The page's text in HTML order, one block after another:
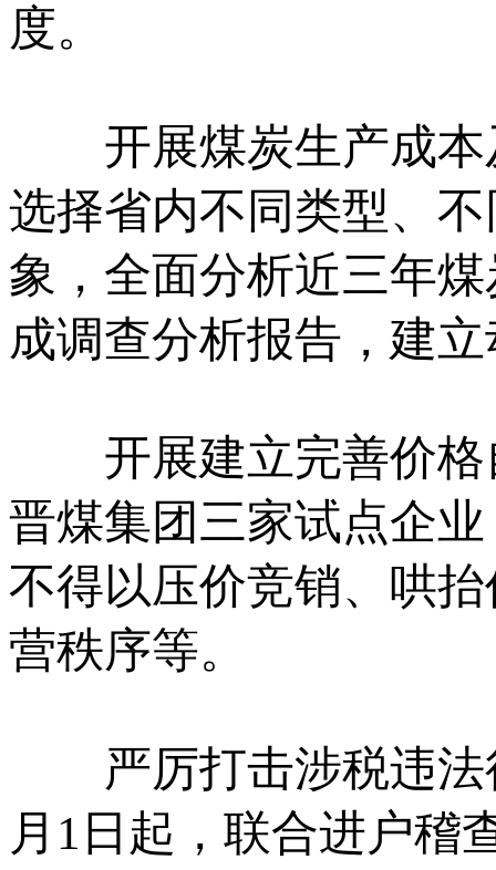
度。
开展煤炭生产成本
选择省内不同类型、
象，全面分析近三年
成调查分析报告，建
开展建立完善价格
晋煤集团三家试点企
不得以压价竞销、哄
营秩序等。
严厉打击涉税违法
月1日起，联合进户稽